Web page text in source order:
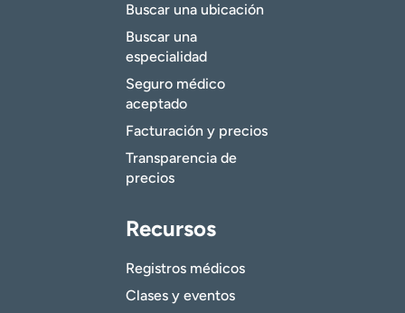
Buscar una ubicación
Buscar una
especialidad
Seguro médico
aceptado
Facturación y precios
Transparencia de
precios
Recursos
Registros médicos
Clases y eventos